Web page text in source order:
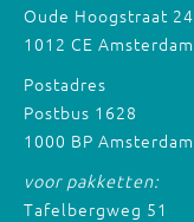
Oude Hoogstraat 24
1012 CE Amsterdam
Postadres
Postbus 1628
1000 BP Amsterdam
voor pakketten:
Tafelbergweg 51